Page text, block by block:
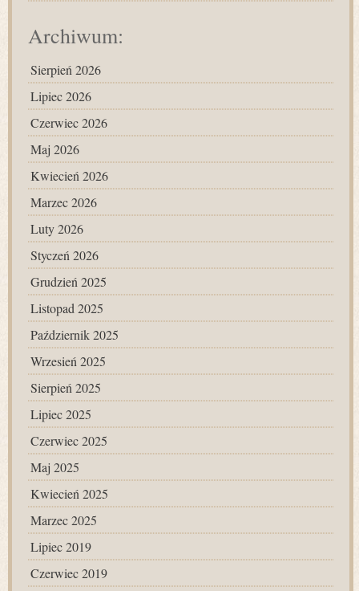
Archiwum:
Sierpień 2026
Lipiec 2026
Czerwiec 2026
Maj 2026
Kwiecień 2026
Marzec 2026
Luty 2026
Styczeń 2026
Grudzień 2025
Listopad 2025
Październik 2025
Wrzesień 2025
Sierpień 2025
Lipiec 2025
Czerwiec 2025
Maj 2025
Kwiecień 2025
Marzec 2025
Lipiec 2019
Czerwiec 2019